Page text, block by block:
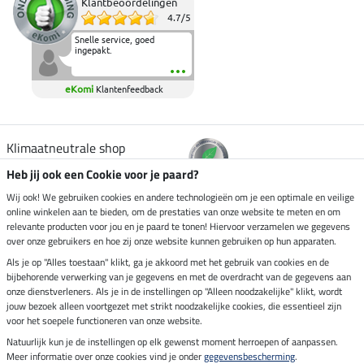
4.7/5
Snelle service, goed
ingepakt.
eKomi Klantenfeedback
Klimaatneutrale shop
Verzending per
Veilig betalen met
Impressum
Heb jij ook een Cookie voor je paard?
Wij ook! We gebruiken cookies en andere technologieën om je een optimale en veilige
online winkelen aan te bieden, om de prestaties van onze website te meten en om
relevante producten voor jou en je paard te tonen! Hiervoor verzamelen we gegevens
over onze gebruikers en hoe zij onze website kunnen gebruiken op hun apparaten.
Als je op "Alles toestaan" klikt, ga je akkoord met het gebruik van cookies en de
bijbehorende verwerking van je gegevens en met de overdracht van de gegevens aan
onze dienstverleners. Als je in de instellingen op "Alleen noodzakelijke" klikt, wordt
jouw bezoek alleen voortgezet met strikt noodzakelijke cookies, die essentieel zijn
voor het soepele functioneren van onze website.
Natuurlijk kun je de instellingen op elk gewenst moment herroepen of aanpassen.
Meer informatie over onze cookies vind je ondergegevensbescherming.